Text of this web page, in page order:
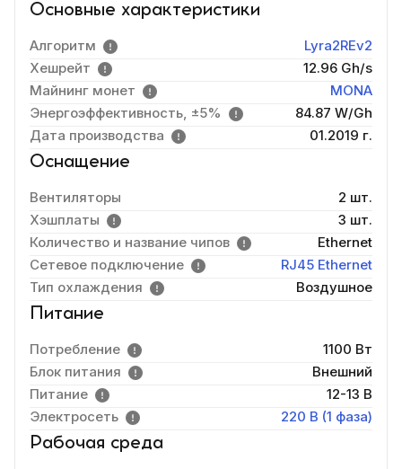
Основные характеристики
Алгоритм
Lyra2REv2
Хешрейт
12.96 Gh/s
Майнинг монет
MONA
Энергоэффективность, ±5%
84.87 W/Gh
Дата производства
01.2019 г.
Оснащение
Вентиляторы
2 шт.
Хэшплаты
3 шт.
Количество и название чипов
Ethernet
Сетевое подключение
RJ45 Ethernet
Тип охлаждения
Воздушное
Питание
Потребление
1100 Вт
Блок питания
Внешний
Питание
12-13 В
Электросеть
220 В (1 фаза)
Рабочая среда